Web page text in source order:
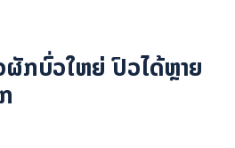
ກບົ່ວໃຫຍ່ ປົວໄດ້ຫຼາຍ